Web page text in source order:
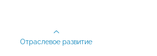
Отраслевое развитие